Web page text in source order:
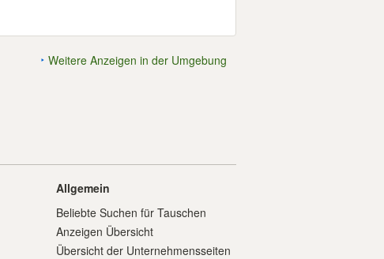
Weitere Anzeigen in der Umgebung
Allgemein
Beliebte Suchen für Tauschen
Anzeigen Übersicht
Übersicht der Unternehmensseiten